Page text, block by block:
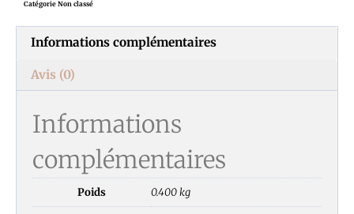
Catégorie Non classé
Informations complémentaires
Avis (0)
Informations
complémentaires
Poids 0.400 kg